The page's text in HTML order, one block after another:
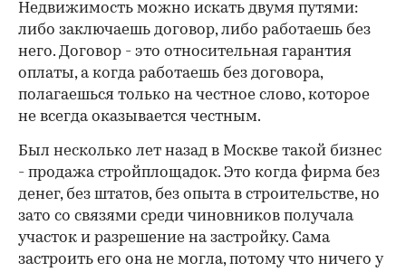
Недвижимость можно искать двумя путями:
либо заключаешь договор, либо работаешь без
него. Договор - это относительная гарантия
оплаты, а когда работаешь без договора,
полагаешься только на честное слово, которое
не всегда оказывается честным.
Был несколько лет назад в Москве такой бизнес
- продажа стройплощадок. Это когда фирма без
денег, без штатов, без опыта в строительстве, но
зато со связями среди чиновников получала
участок и разрешение на застройку. Сама
застроить его она не могла, потому что ничего у